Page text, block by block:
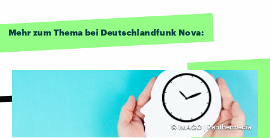
Mehr zum Thema bei Deutschlandfunk Nova:
© IMAGO | Panthermedia